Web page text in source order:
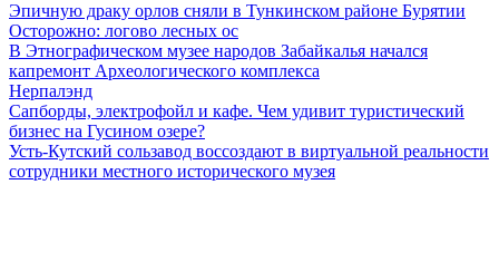
Эпичную драку орлов сняли в Тункинском районе Бурятии
Осторожно: логово лесных ос
В Этнографическом музее народов Забайкалья начался
капремонт Археологического комплекса
Нерпалэнд
Сапборды, электрофойл и кафе. Чем удивит туристический
бизнес на Гусином озере?
Усть-Кутский сользавод воссоздают в виртуальной реальности
сотрудники местного исторического музея